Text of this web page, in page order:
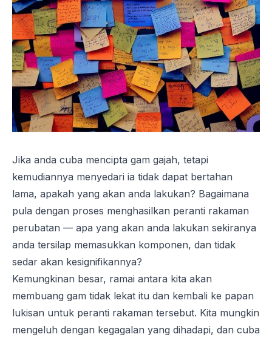
Jika anda cuba mencipta gam gajah, tetapi
kemudiannya menyedari ia tidak dapat bertahan
lama, apakah yang akan anda lakukan? Bagaimana
pula dengan proses menghasilkan peranti rakaman
perubatan — apa yang akan anda lakukan sekiranya
anda tersilap memasukkan komponen, dan tidak
sedar akan kesignifikannya?
Kemungkinan besar, ramai antara kita akan
membuang gam tidak lekat itu dan kembali ke papan
lukisan untuk peranti rakaman tersebut. Kita mungkin
mengeluh dengan kegagalan yang dihadapi, dan cuba